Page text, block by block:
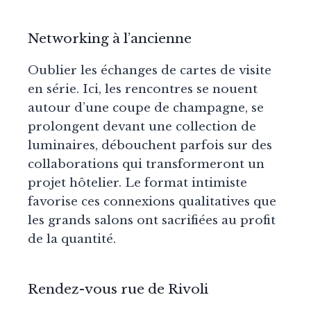
Networking à l’ancienne
Oublier les échanges de cartes de visite
en série. Ici, les rencontres se nouent
autour d’une coupe de champagne, se
prolongent devant une collection de
luminaires, débouchent parfois sur des
collaborations qui transformeront un
projet hôtelier. Le format intimiste
favorise ces connexions qualitatives que
les grands salons ont sacrifiées au profit
de la quantité.
Rendez-vous rue de Rivoli